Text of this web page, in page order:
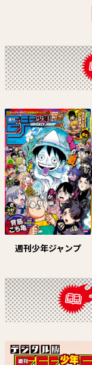
HUNTER×HUNTER
冨樫義博
試し読み
夏と蛍籠
里庄マサヨシ
週刊少年ジャンプ